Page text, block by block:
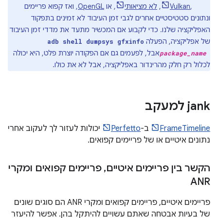
Vulkan,
, לא מציאותי , או OpenGL, ואז קפוא פריימים
ונתונים סטטיסטיים אחרים לגבי זמן העיבוד לא זמינים בתפקוד
האפליקציה שלנו. כדי לקבוע אם המכשיר מתעד את מדדי זמן העיבוד
של אפליקציה, הפעלה adb shell dumpsys gfxinfo
package_nameאבל, לפעמים גם אם הפקודה יוצרת פלט, היא יכולה
לכלול רק חלק מהרינדור באפליקציה, אבל לא את כולו.
jank למעקב
FrameTimeline ב-Perfetto
יכולות לעזור לך לעקוב אחרי
נתונים איטיים או של פריימים קפואים.
הקשר בין פריימים איטיים, פריימים קפואים ומקרי
ANR
פריימים איטיים, פריימים קפואים ומקרי ANR הם סוגים שונים
של בעיות אבטחה שאתם עשויים להיתקל בהן. אפשר להיעזר